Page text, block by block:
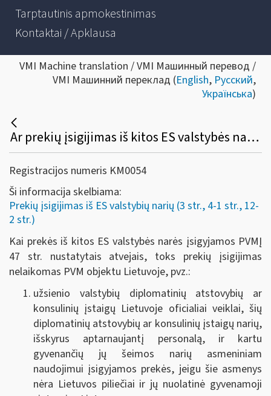
Tarptautinis apmokestinimas
Kontaktai / Apklausa
VMI Machine translation / VMI Машинный перевод /
VMI Машинний переклад (English, Русский,
Українська)
Ar prekių įsigijimas iš kitos ES valstybės narės, kai jos įsigyjamos diplomatinėms atstovybėms, taip pat šių atstovybių ir įstaigų personalui ir jo šeimos nariams – PVM objektas Lietuvoje?
Registracijos numeris KM0054
Ši informacija skelbiama:
Prekių įsigijimas iš ES valstybių narių (3 str., 4-1 str., 12-
2 str.)
Kai prekės iš kitos ES valstybės narės įsigyjamos PVMĮ
47 str. nustatytais atvejais, toks prekių įsigijimas
nelaikomas PVM objektu Lietuvoje, pvz.:
užsienio valstybių diplomatinių atstovybių ar
konsulinių įstaigų Lietuvoje oficialiai veiklai, šių
diplomatinių atstovybių ar konsulinių įstaigų narių,
išskyrus aptarnaujantį personalą, ir kartu
gyvenančių jų šeimos narių asmeniniam
naudojimui įsigyjamos prekės, jeigu šie asmenys
nėra Lietuvos piliečiai ir jų nuolatinė gyvenamoji